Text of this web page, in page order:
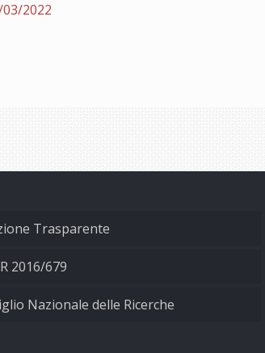
2022
Trasparente
2016/679
Nazionale delle Ricerche